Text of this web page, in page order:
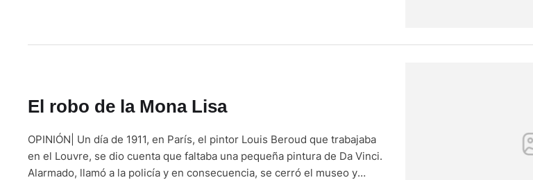
El robo de la Mona Lisa
OPINIÓN| Un día de 1911, en París, el pintor Louis Beroud que trabajaba
en el Louvre, se dio cuenta que faltaba una pequeña pintura de Da Vinci.
Alarmado, llamó a la policía y en consecuencia, se cerró el museo y